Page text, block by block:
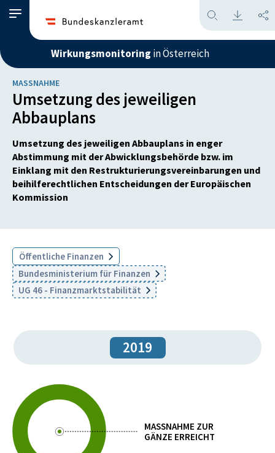
Wirkungsmonitoring in Österreich
MASSNAHME
Umsetzung des jeweiligen
Abbauplans
Umsetzung des jeweiligen Abbauplans in enger
Abstimmung mit der Abwicklungsbehörde bzw. im
Einklang mit den Restrukturierungsvereinbarungen und
beihilferechtlichen Entscheidungen der Europäischen
Kommission
Öffentliche Finanzen
Bundesministerium für Finanzen
UG 46 - Finanzmarktstabilität
2019
MASSNAHME ZUR
GÄNZE ERREICHT